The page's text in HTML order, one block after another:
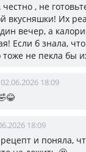
честно , не
вкусняшки! Их
вечер, а
Если б знала,
тоже не пекла бы
02.06.2026 18:09
18:09
и поняла,